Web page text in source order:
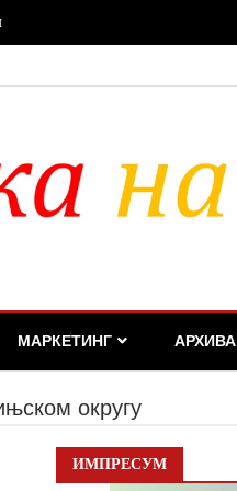
МАРКЕТИНГ АРХИВА
округу
ИМПРЕСУМ